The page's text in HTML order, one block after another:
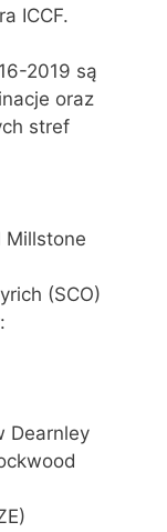
ICCF.
2019 są
oraz
stref
Millstone
(SCO)
Dearnley